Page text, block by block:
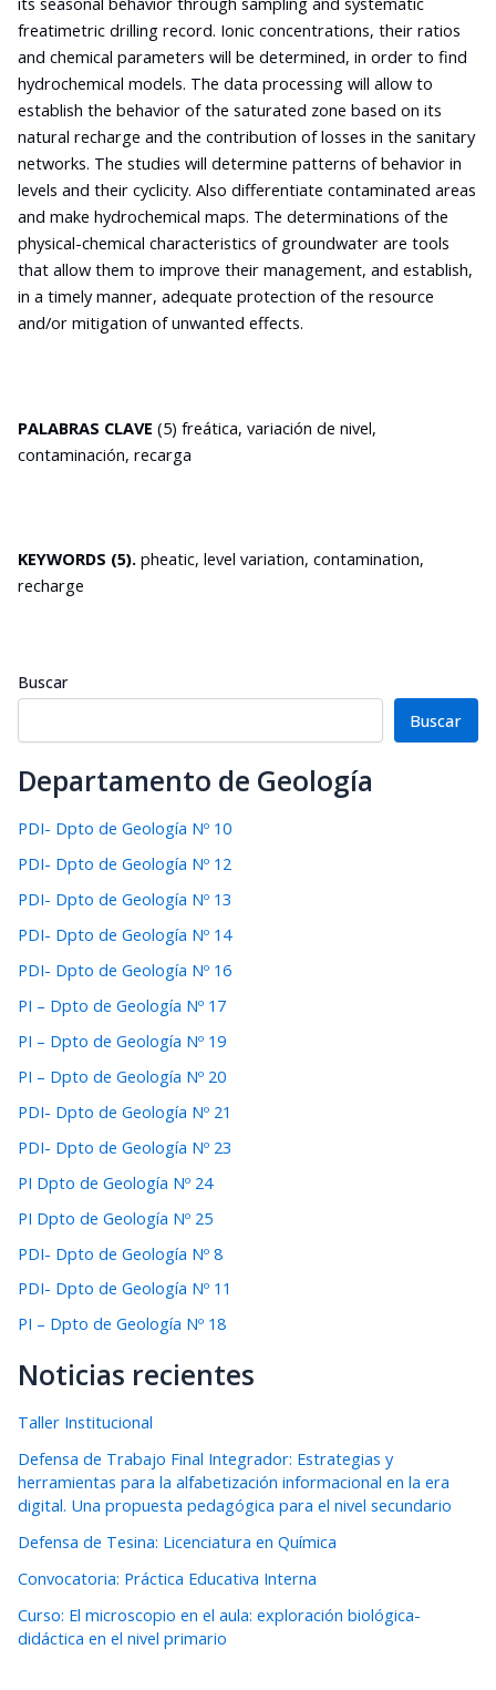
freatimetric drilling record. Ionic concentrations, their ratios
and chemical parameters will be determined, in order to find
hydrochemical models. The data processing will allow to
establish the behavior of the saturated zone based on its
natural recharge and the contribution of losses in the sanitary
networks. The studies will determine patterns of behavior in
levels and their cyclicity. Also differentiate contaminated areas
and make hydrochemical maps. The determinations of the
physical-chemical characteristics of groundwater are tools
that allow them to improve their management, and establish,
in a timely manner, adequate protection of the resource
and/or mitigation of unwanted effects.
PALABRAS CLAVE (5) freática, variación de nivel,
contaminación, recarga
KEYWORDS (5). pheatic, level variation, contamination,
recharge
Buscar
Buscar
Departamento de Geología
PDI- Dpto de Geología Nº 10
PDI- Dpto de Geología Nº 12
PDI- Dpto de Geología Nº 13
PDI- Dpto de Geología Nº 14
PDI- Dpto de Geología Nº 16
PI – Dpto de Geología Nº 17
PI – Dpto de Geología Nº 19
PI – Dpto de Geología Nº 20
PDI- Dpto de Geología Nº 21
PDI- Dpto de Geología Nº 23
PI Dpto de Geología Nº 24
PI Dpto de Geología Nº 25
PDI- Dpto de Geología Nº 8
PDI- Dpto de Geología Nº 11
PI – Dpto de Geología Nº 18
Noticias recientes
Taller Institucional
Defensa de Trabajo Final Integrador: Estrategias y
herramientas para la alfabetización informacional en la era
digital. Una propuesta pedagógica para el nivel secundario
Defensa de Tesina: Licenciatura en Química
Convocatoria: Práctica Educativa Interna
Curso: El microscopio en el aula: exploración biológica-
didáctica en el nivel primario